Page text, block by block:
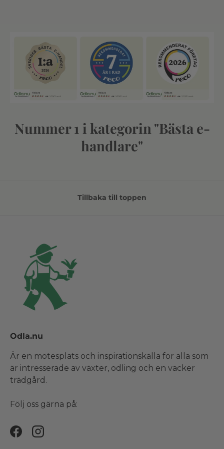
Nummer 1 i kategorin "Bästa e-
handlare"
Tillbaka till toppen
Odla.nu
Är en mötesplats och inspirationskälla för alla som
är intresserade av växter, odling och en vacker
trädgård.
Följ oss gärna på:
FacebookInstagram